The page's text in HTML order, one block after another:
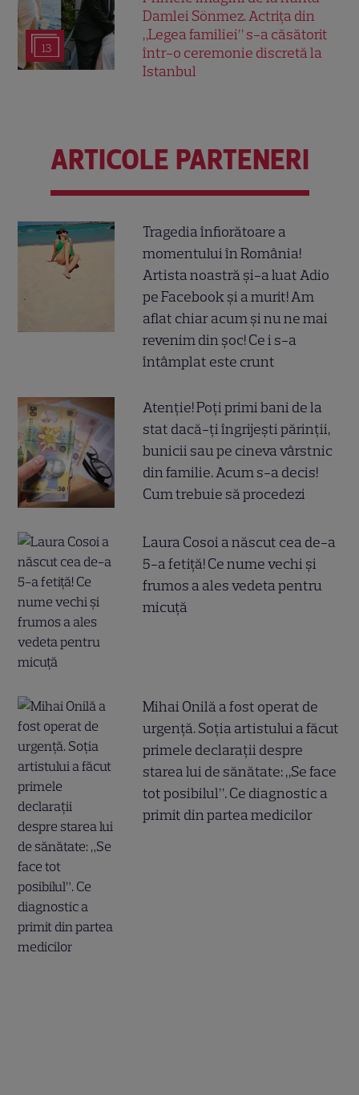
13
Damlei Sönmez. Actrița din
„Legea familiei” s-a căsătorit
într-o ceremonie discretă la
Istanbul
ARTICOLE PARTENERI
Tragedia înfiorătoare a
momentului în România!
Artista noastră și-a luat Adio
pe Facebook și a murit! Am
aflat chiar acum și nu ne mai
revenim din șoc! Ce i s-a
întâmplat este crunt
Atenție! Poți primi bani de la
stat dacă-ți îngrijești părinții,
bunicii sau pe cineva vârstnic
din familie. Acum s-a decis!
Cum trebuie să procedezi
Laura Cosoi a născut cea de-a
5-a fetiță! Ce nume vechi și
frumos a ales vedeta pentru
micuță
Mihai Onilă a fost operat de
urgență. Soția artistului a făcut
primele declarații despre
starea lui de sănătate: „Se face
tot posibilul”. Ce diagnostic a
primit din partea medicilor